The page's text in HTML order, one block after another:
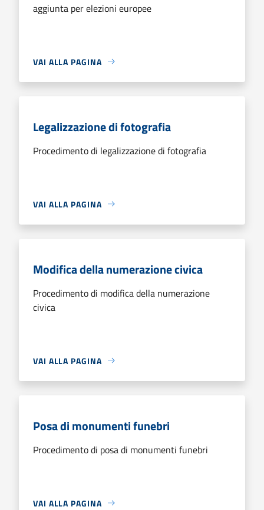
aggiunta per elezioni europee
VAI ALLA PAGINA
Legalizzazione di fotografia
Procedimento di legalizzazione di fotografia
VAI ALLA PAGINA
Modifica della numerazione civica
Procedimento di modifica della numerazione
civica
VAI ALLA PAGINA
Posa di monumenti funebri
Procedimento di posa di monumenti funebri
VAI ALLA PAGINA